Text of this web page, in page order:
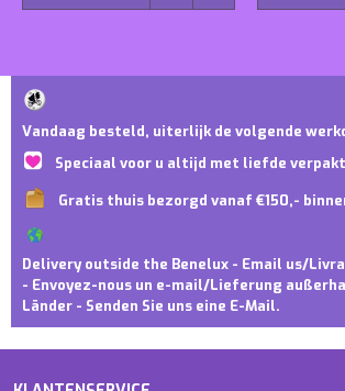
Vandaag besteld, uiterlijk de volgende
Speciaal voor u altijd met liefde verpakt
Gratis thuis bezorgd vanaf €150,-
Delivery outside the Benelux - Email us/
- Envoyez-nous un e-mail/Lieferung
Länder - Senden Sie uns eine E-Mail.